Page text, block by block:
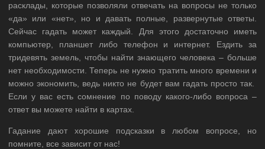
расклады, которые позволяли отвечать на вопросы не только
«да» или «нет», но и давать полные, развернутые ответы.
Сейчас гадать может каждый. Для этого достаточно иметь
компьютер, планшет либо телефон и интернет. Ездить за
тридевять земель, чтобы найти знающего человека – больше
нет необходимости. Теперь не нужно тратить много времени и
можно экономить, ведь никто не будет вам гадать просто так.
Если у вас есть сомнение по поводу какого-либо вопроса –
ответ вы можете найти в картах.
Гадание дают хорошие подсказки в любом вопросе, но
помните, все зависит от нас!